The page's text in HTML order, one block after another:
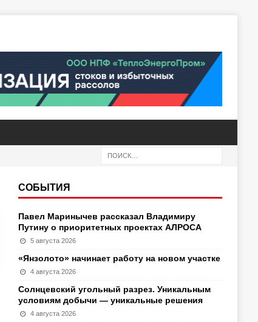
СОБЫТИЯ
Павел Маринычев рассказал Владимиру
Путину о приоритетных проектах АЛРОСА
5 августа 2026
«Янзолото» начинает работу на новом участке
4 августа 2026
Солнцевский угольный разрез. Уникальным
условиям добычи — уникальные решения
4 августа 2026